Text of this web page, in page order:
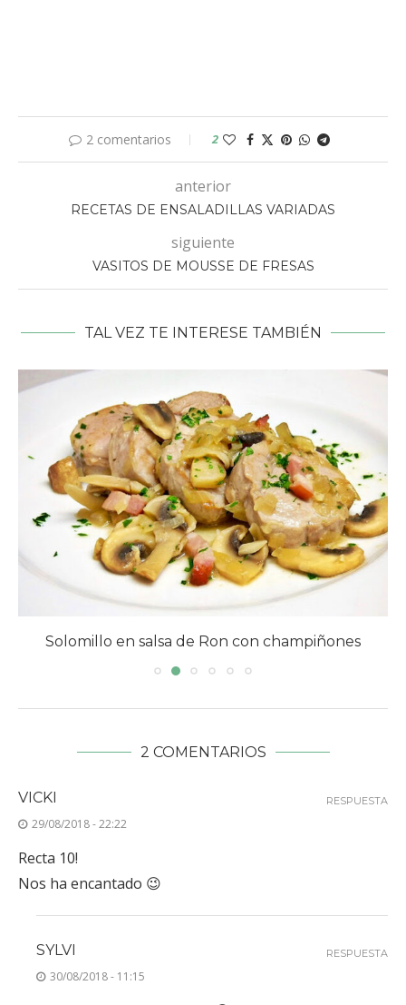
2 comentarios 2
anterior
RECETAS DE ENSALADILLAS VARIADAS
siguiente
VASITOS DE MOUSSE DE FRESAS
TAL VEZ TE INTERESE TAMBIÉN
Solomillo en salsa de Ron con champiñones
2 COMENTARIOS
VICKI
29/08/2018 - 22:22
Recta 10!
Nos ha encantado 😉
RESPUESTA
SYLVI
30/08/2018 - 11:15
RESPUESTA